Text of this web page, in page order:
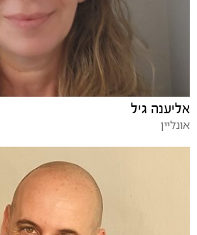
אליענה גיל
אונליין